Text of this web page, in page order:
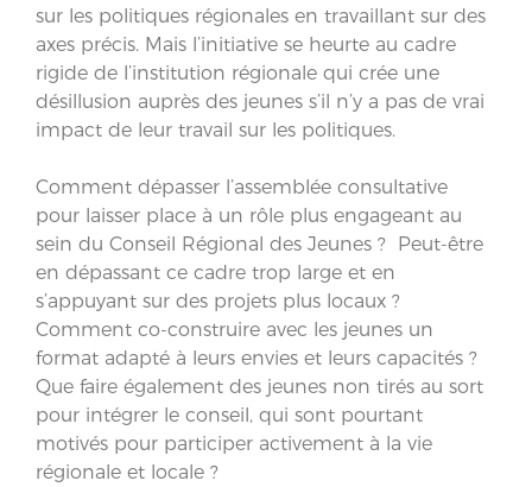
sur les politiques régionales en travaillant sur des
axes précis. Mais l’initiative se heurte au cadre
rigide de l’institution régionale qui crée une
désillusion auprès des jeunes s’il n’y a pas de vrai
impact de leur travail sur les politiques.
Comment dépasser l’assemblée consultative
pour laisser place à un rôle plus engageant au
sein du Conseil Régional des Jeunes ? Peut-être
en dépassant ce cadre trop large et en
s’appuyant sur des projets plus locaux ?
Comment co-construire avec les jeunes un
format adapté à leurs envies et leurs capacités ?
Que faire également des jeunes non tirés au sort
pour intégrer le conseil, qui sont pourtant
motivés pour participer activement à la vie
régionale et locale ?